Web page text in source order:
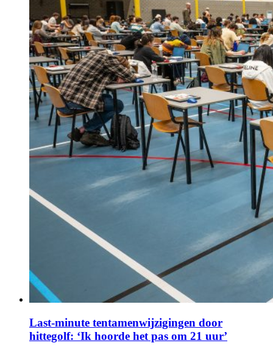
Last-minute tentamenwijzigingen door
hittegolf: ‘Ik hoorde het pas om 21 uur’